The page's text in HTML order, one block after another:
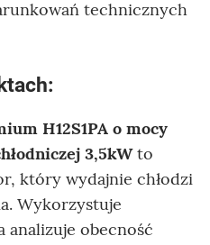
technicznych
H12S1PA o mocy
3,5kWto
który wydajnie chłodzi
Wykorzystuje
obecność